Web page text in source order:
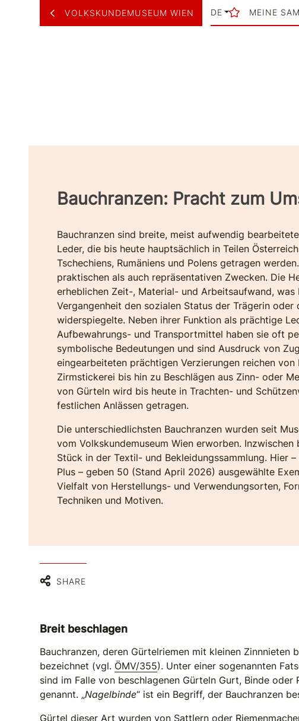
VOLKSKUNDEMUSEUM WIEN DE MEINE
Bauchranzen: Pracht zum
Bauchranzen sind breite, meist aufwendig
Leder, die bis heute hauptsächlich in Teilen
Tschechiens, Rumäniens und Polens getragen
praktischen als auch repräsentativen Zwecken. Die
erheblichen Zeit-, Material- und Arbeitsaufwand, was
Vergangenheit den sozialen Status der Trägerin oder
widerspiegelte. Neben ihrer Funktion als prächtige
Aufbewahrungs- und Transportmittel haben sie oft
symbolische Bedeutungen und sind Ausdruck von
eingearbeiteten prächtigen Verzierungen reichen von
Zirmstickerei bis hin zu Beschlägen aus Zinn- oder
von Gürteln wird bis heute in Trachten- und
festlichen Anlässen getragen.
Die unterschiedlichsten Bauchranzen wurden seit
vom Volkskundemuseum Wien erworben.
Stück in der Textil- und Bekleidungssammlung. Hier
Plus – geben 50 (Stand April 2026) ausgewählte
Vielfalt von Herstellungs- und Verwendungsorten,
Techniken und Motiven.
SHARE
Breit beschlagen
Bauchranzen, deren Gürtelriemen mit kleinen Zinnnieten
bezeichnet (vgl. ÖMV/355). Unter einer sogenannten
sind im Falle von beschlagenen Gürteln Gurt, Binde
genannt. „Nagelbinde“ ist ein Begriff, der Bauchranzen
Gürtel dieser Art wurden von Sattlern oder